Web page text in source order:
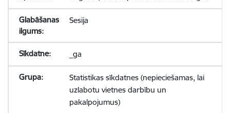
Sesija
_ga
Statistikas sīkdatnes (nepieciešamas, lai
uzlabotu vietnes darbību un
pakalpojumus)